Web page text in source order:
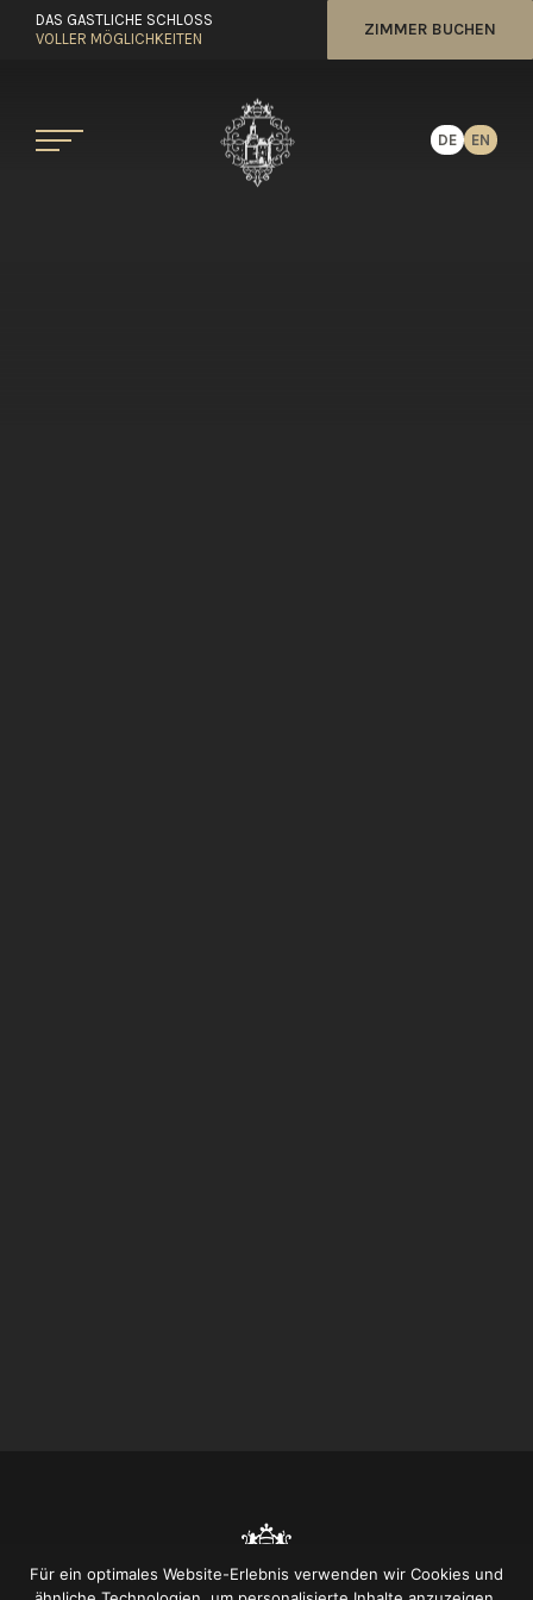
DAS GASTLICHE SCHLOSS
VOLLER MÖGLICHKEITEN
ZIMMER BUCHEN
DE EN
Für ein optimales Website-Erlebnis verwenden wir Cookies und